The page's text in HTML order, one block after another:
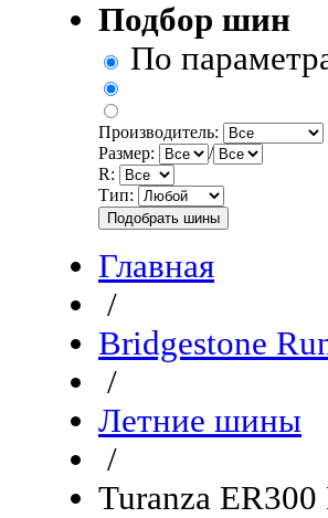
Подбор шин
По
Производитель:
Размер:
/
R:
Тип:
Главная
/
Bridgestone
/
Летние шины
/
Turanza